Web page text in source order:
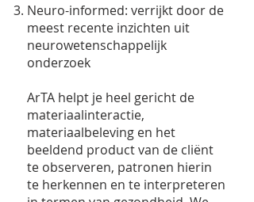
Neuro-informed: verrijkt door de
meest recente inzichten uit
neurowetenschappelijk
onderzoek
ArTA helpt je heel gericht de
materiaalinteractie,
materiaalbeleving en het
beeldend product van de cliënt
te observeren, patronen hierin
te herkennen en te interpreteren